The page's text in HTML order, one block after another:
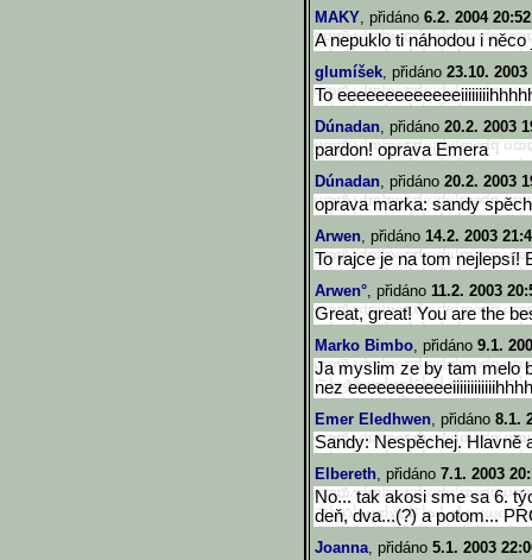
MAKY, přidáno 6.2. 2004
A nepuklo ti náhodou i něco
glumíšek, přidáno 23.10. 2003
To
Dúnadan, přidáno 20.2. 2003
pardon! oprava Emera
Dúnadan, přidáno 20.2. 2003
oprava marka: sandy
Arwen, přidáno 14.2. 2003
To rajce je na tom nejlepsí!
Arwen°, přidáno 11.2. 2003
Great, great! You are the
Marko Bimbo, přidáno 9.1.
Ja myslim ze by tam melo
nez
Emer Eledhwen, přidáno 8.1.
Sandy: Nespěchej. Hlavně
Elbereth, přidáno 7.1. 2003
No... tak akosi sme sa 6.
deň, dva...(?) a potom...
Joanna, přidáno 5.1. 2003